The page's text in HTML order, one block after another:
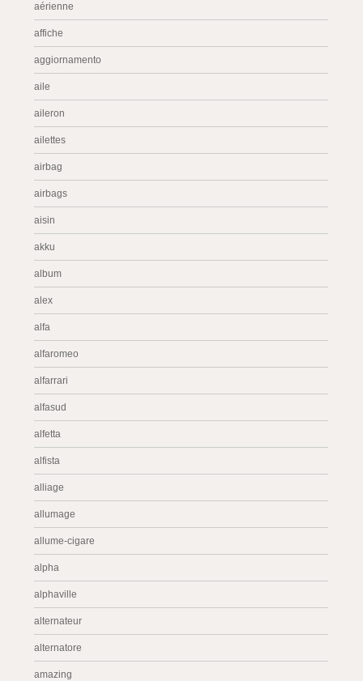
aérienne
affiche
aggiornamento
aile
aileron
ailettes
airbag
airbags
aisin
akku
album
alex
alfa
alfaromeo
alfarrari
alfasud
alfetta
alfista
alliage
allumage
allume-cigare
alpha
alphaville
alternateur
alternatore
amazing